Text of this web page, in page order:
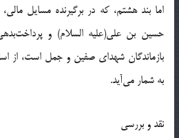
اما بند هشتم، كه در برگيرنده مسايل
حسين بن على(علیه السلام) و
بازماندگان شهداى صفين و جمل است، از
به شمار مى‌آيد.
نقد و بررسى